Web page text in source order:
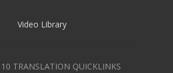
Video Library
TRANSLATION QUICKLINKS